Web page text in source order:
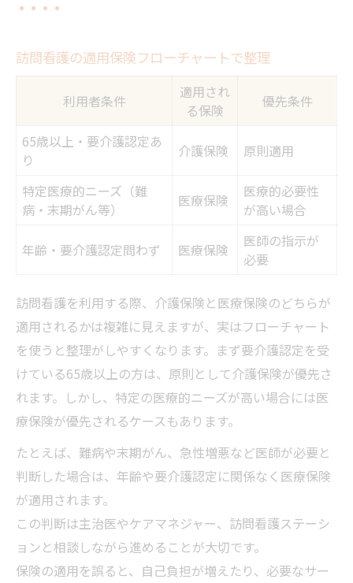
自己負担額から見る訪問看護の違い
利用回数と訪問時間の違いに注目
医療保険か介護保険か迷った時の訪問看護の選
訪問看護における保険の選び方フローチャ
ート
主治医やケアマネと相談すべきポイント
訪問看護利用時の迷いを解消する方法
兵庫県での切り替えタイミングを見極める
優先順位と仕組みで比較する訪問看護の保険制
度
訪問看護の優先順位早見表で一目瞭然
介護保険優先の原則と例外を解説
訪問看護の医療保険適用条件を整理
兵庫県での保険切り替え事例に学ぶ
併用不可の仕組みをわかりやすく解説
訪問看護なら保険負担額の差を理解して安心
訪問看護の費用比較表で自己負担を把握
介護保険と医療保険で異なる料金体系
訪問看護の適用保険フローチャートで整理
利用者条件
適用され
る保険
優先条件
65歳以上・要介護認定あ
り
介護保険 原則適用
特定医療的ニーズ（難
病・末期がん等）
医療保険
医療的必要性
が高い場合
年齢・要介護認定問わず 医療保険
医師の指示が
必要
訪問看護を利用する際、介護保険と医療保険のどちらが
適用されるかは複雑に見えますが、実はフローチャート
を使うと整理がしやすくなります。まず要介護認定を受
けている65歳以上の方は、原則として介護保険が優先さ
れます。しかし、特定の医療的ニーズが高い場合には医
療保険が優先されるケースもあります。
たとえば、難病や末期がん、急性増悪など医師が必要と
判断した場合は、年齢や要介護認定に関係なく医療保険
が適用されます。
この判断は主治医やケアマネジャー、訪問看護ステーシ
ョンと相談しながら進めることが大切です。
保険の適用を誤ると、自己負担が増えたり、必要なサー